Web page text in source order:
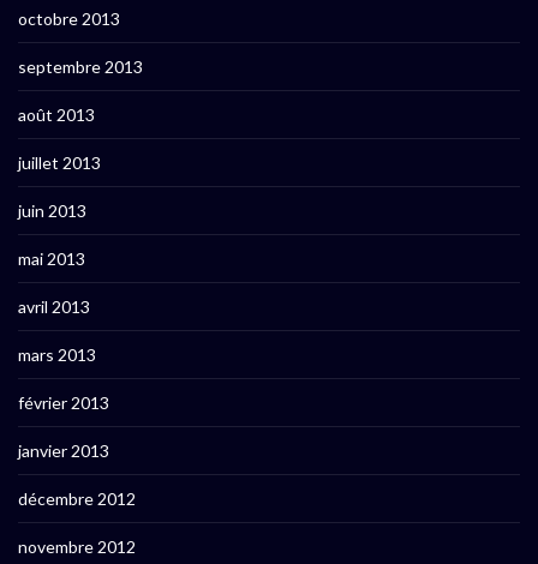
octobre 2013
septembre 2013
août 2013
juillet 2013
juin 2013
mai 2013
avril 2013
mars 2013
février 2013
janvier 2013
décembre 2012
novembre 2012